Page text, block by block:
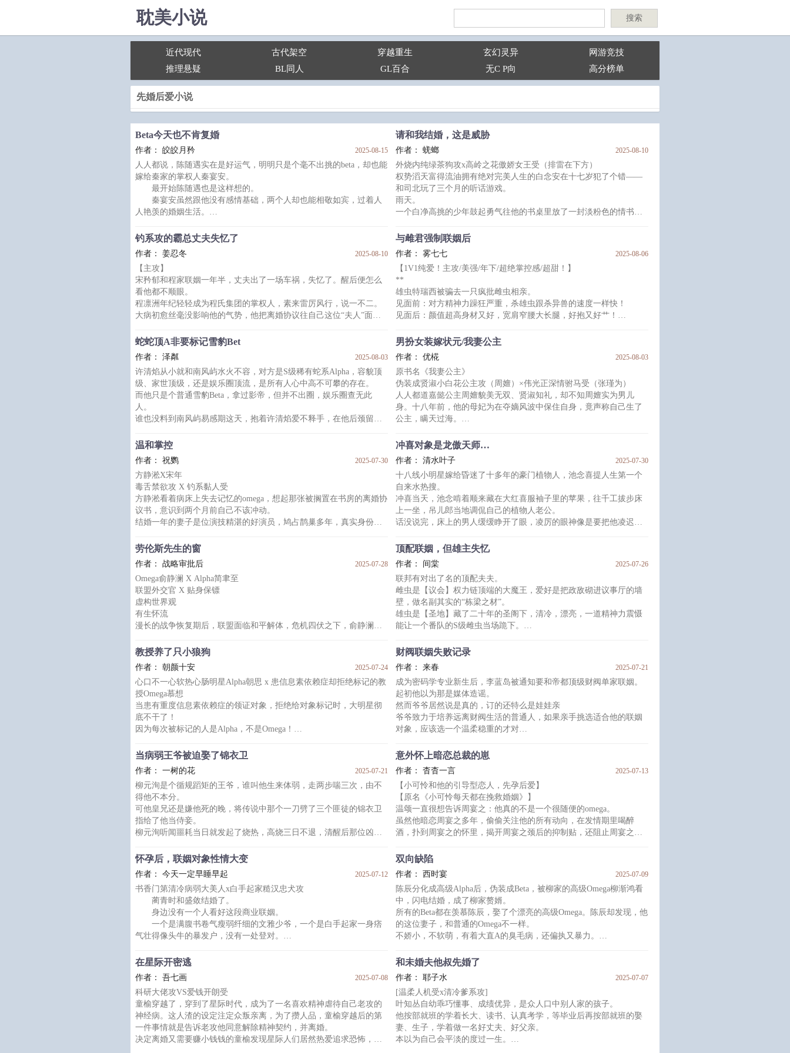
耽美小说 搜索
近代现代 古代架空 穿越重生 玄幻灵异
网游竞技
推理悬疑
BL同人 GL百合 无C P向 高分榜单
先婚后爱小说
Beta今天也不肯复婚
作者： 皎皎月矜 2025-08-15
人人都说，陈随遇实在是好运气，明明只是个毫不出挑的beta，却也能
嫁给秦家的掌权人秦宴安。
最开始陈随遇也是这样想的。
秦宴安虽然跟他没有感情基础，两个人却也能相敬如宾，过着人
人艳羡的婚姻生活。
物。
可是，慢慢的，陈随遇才发现这段婚姻并不美好。
家世悬殊带来的家庭地位的低微，秦家人冷言冷语让他被反复刺
伤，还有那个原本跟自己丈夫天作之合的omega。
那个omega的存在，让他如鲠在喉，却又毫无办法。
精神上
请和我结婚，这是威胁
作者： 蜣螂 2025-08-10
外烧内纯绿茶狗攻x高岭之花傲娇女王受（排雷在下方）
权势滔天富得流油拥有绝对完美人生的白念安在十七岁犯了个错——
和司北玩了三个月的听话游戏。
雨天。
一个白净高挑的少年鼓起勇气往他的书桌里放了一封淡粉色的情书。
白念安看了，撕了。
只记下了那句“我真的好喜欢你。”
深夜，他拨打了那通电话。
白念安问：“真的喜欢我？”
“喜欢，很喜欢，特别喜欢。”
雨声夹杂着少年清晰又冰冷的声音：“喜欢我的话就陪我玩一场游
戏。”
“我要你做什么，你就要做什么。”
钓系攻的霸总丈夫失忆了
作者： 姜忍冬 2025-08-10
【主攻】
宋矜郁和程家联姻一年半，丈夫出了一场车祸，失忆了。醒后便怎么
看他都不顺眼。
程凛洲年纪轻轻成为程氏集团的掌权人，素来雷厉风行，说一不二。
大病初愈丝毫没影响他的气势，他把离婚协议往自己这位“夫人”面前
——夫人大了他数岁，生了一张不符合他审美的苍白忧郁的脸，二人
间更没什么感情。
最重要的一点。
宋矜郁原本的联姻对象是程家的大少爷。他的兄长因故去世后，这门
婚事才落到了自己头上。
他程凛洲怎么可能做别人的替补。
宋矜郁注视着态度坚决的丈夫，顺从签了字。没提
与雌君强制联姻后
作者： 雾七七 2025-08-06
【1V1纯爱！主攻/美强/年下/超绝掌控感/超甜！】
**
雄虫特瑞西被骗去一只疯批雌虫相亲。
见面前：对方精神力躁狂严重，杀雄虫跟杀异兽的速度一样快！
见面后：颜值超高身材又好，宽肩窄腰大长腿，好抱又好艹！
成。”
特瑞西高高兴兴接受了包办婚姻，他剥开雌虫的衣服，就像拆开独属
于他的神秘礼物。
传说中的疯批少将被他吻得眸光湿润，却不慎露出层层叠叠的细密伤
痕。
原来虫星雄虫名声太差，为了适应，他自己先把苦头都尝试了一遍。
哇，不会是
蛇蛇顶A非要标记雪豹Bet
作者： 泽粼 2025-08-03
许清焰从小就和南风屿水火不容，对方是S级稀有蛇系Alpha，容貌顶
级、家世顶级，还是娱乐圈顶流，是所有人心中高不可攀的存在。
而他只是个普通雪豹Beta，拿过影帝，但并不出圈，娱乐圈查无此
人。
谁也没料到南风屿易感期这天，抱着许清焰爱不释手，在他后颈留下
南风屿从小和许清焰针锋相对，结果易感期清醒之时，他发现自己睡
了死对头Beta，都怪磨人的易感期恶性半兽化罕见病。
害他整夜用璀璨蛇尾缠紧许清焰，紧抱着许清焰含情脉脉叫：“宝
宝。”
把人亲了又咬，咬了又……
一次匹配度检测，明明
男扮女装嫁状元/我妻公主
作者： 优椛 2025-08-03
原书名《我妻公主》
伪装成贤淑小白花公主攻（周嬗）×伟光正深情驸马受（张瑾为）
人人都道嘉懿公主周嬗貌美无双、贤淑知礼，却不知周嬗实为男儿
身。十八年前，他的母妃为在夺嫡风波中保住自身，竟声称自己生了
公主，瞒天过海。
把他嫁给了新科状元张瑾为。
周嬗：看我如何迷倒书呆子，趁机逃离京城，远走高飞！
哪知张瑾为待他极好，周嬗几欲想逃，却在阴差阳错下被强留在对方
身边。亲也亲了，抱也抱了，再瞒下去也不太好，如果张瑾为见他是
个男的，放他离开京城，此
温和掌控
作者： 祝鹦 2025-07-30
方静淞X宋年
毒舌禁欲攻 X 钓系黏人受
方静淞看着病床上失去记忆的omega，想起那张被搁置在书房的离婚协
议书，意识到两个月前自己不该冲动。
结婚一年的妻子是位演技精湛的好演员，鸠占鹊巢多年，真实身份不
方静淞觉得自己被愚弄，却不得不承认，他的小妻子很会演。
两个月前，方静淞将匿名举报信甩到宋年惯装无辜的脸上，蹲下身，
替失措的omega擦掉眼泪。
“当时基因库为我筛选伴侣，三个人里，只有你的匹配率最低。”
聪明的omega很快就明白原因，他怔愣地看着alpha
冲喜对象是龙傲天师…
作者： 清水叶子 2025-07-30
十八线小明星嫁给昏迷了十多年的豪门植物人，池念喜提人生第一个
自来水热搜。
冲喜当天，池念啃着顺来藏在大红喜服袖子里的苹果，往千工拔步床
上一坐，吊儿郎当地调侃自己的植物人老公。
话没说完，床上的男人缓缓睁开了眼，凌厉的眼神像是要把他凌迟。
池念颤颤巍巍伸出手——
把他植物人老公的眼皮子给按了回去。
爹的，见到鬼了！
——
薛尽贺是个鬼见了都害怕、自成一派正得发邪的野道士。
因窥破天机遭天道抹杀，却穿越到了一具三魂七魄早已消散的空壳子
里。
空壳子有个男妻，肩不能扛手不能提，
劳伦斯先生的窗
作者： 战略审批后 2025-07-28
Omega俞静澜 X Alpha简聿至
联盟外交官 X 贴身保镖
虚构世界观
有生怀流
漫长的战争恢复期后，联盟面临和平解体，危机四伏之下，俞静澜为
婚姻和忠诚是简聿至工作的一部分，他是沉寂的石像，是静谧的月
光，是举起又放下的长剑。
可他还是忍不住问俞静澜：爱情呢？
俞静澜却只看着窗外说：那株蝴蝶兰好多年没开过了。
标签：ABO-年下-先婚后爱-强强-现代-身份差
顶配联姻，但雄主失忆
作者： 间棠 2025-07-26
联邦有对出了名的顶配夫夫。
雌虫是【议会】权力链顶端的大魔王，爱好是把政敌砌进议事厅的墙
壁，做名副其实的“栋梁之材”。
雄虫是【圣地】藏了二十年的圣阁下，清冷，漂亮，一道精神力震慑
能让一个番队的S级雌虫当场跪下。
推开家门一致对外，并肩作战；关上家门你死我活，各凭本事。
来自顶配夫夫的混合双打太过凶残，全联邦瑟瑟发抖，只好暗自祈祷
他们赶紧对内互撕到翻脸离婚——
直到一场意外，真叫雄虫失了忆。
病房里，年轻的圣阁下靠在床头，冷淡静默，漂亮得不可方物，唯独
那双微微颤动的
教授养了只小狼狗
作者： 朝颜十安 2025-07-24
心口不一心软热心肠明星Alpha朝思 x 患信息素依赖症却拒绝标记的教
授Omega慕想
当患有重度信息素依赖症的领证对象，拒绝给对象标记时，大明星彻
底不干了！
因为每次被标记的人是Alpha，不是Omega！
热心肠乖乖给领证对象咬，让其缓解信息素依赖。
时间久了，一本正经的大学教授似乎也不是这么正经，看着没心没肺
的大明星似乎也不是那么没心没肺。
要不，凑合过个日子试试？
……
内容标签： 强强 婚恋 ABO 先婚后爱
主角
财阀联姻失败记录
作者： 来春 2025-07-21
成为密码学专业新生后，李蓝岛被通知要和帝都顶级财阀单家联姻。
起初他以为那是媒体造谣。
然而爷爷居然说是真的，订的还特么是娃娃亲
爷爷致力于培养远离财阀生活的普通人，如果亲手挑选适合他的联姻
对象，应该选一个温柔稳重的才对
单枭。
平静的大学生活走向危险的不归路。
抵达帝都的第一天夜晚，李蓝岛看见单枭被老爹的左右手接回来，白
衬衣上铺满了喷射状的血迹。
路灯下那张侧脸面无表情，走路散漫，却突然移动视线，直直看向楼
上的李蓝岛。
对视后，李蓝岛光速爬回床上。
..
当病弱王爷被迫娶了锦衣卫
作者： 一树的花 2025-07-21
柳元洵是个循规蹈矩的王爷，谁叫他生来体弱，走两步喘三次，由不
得他不本分。
可他皇兄还是嫌他死的晚，将传说中那个一刀劈了三个匪徒的锦衣卫
指给了他当侍妾。
柳元洵听闻噩耗当日就发起了烧热，高烧三日不退，清醒后那位凶名
柳元洵颤颤巍巍地抬起手臂指着快与他齐高的哥儿，“你……你别过来
啊……”
被下了药的哥儿隐忍到双眼通红，瑰丽面容像极了地狱的艳鬼，可一
双灿若星辰的眸子里全是厌恶和鄙夷。
柳元洵松了口气，鄙夷好啊，他这身子骨，怕是世子还没造出来他本
人已经凉透了。
顾莲
意外怀上暗恋总裁的崽
作者： 杳杳一言 2025-07-13
【小可怜和他的引导型恋人，先孕后爱】
【原名《小可怜每天都在挽救婚姻》】
温颂一直很想告诉周宴之：他真的不是一个很随便的omega。
虽然他暗恋周宴之多年，偷偷关注他的所有动向，在发情期里喝醉
酒，扑到周宴之的怀里，揭开周宴之颈后的抑制贴，还阻止周宴之去
但他真的是个好人。
他以为周宴之一定很讨厌他，正准备离开这座城市的时候，周宴之找
到他，问他：“那晚我也有责任，你愿不愿意和我结婚？”
.
周宴之一直觉得他资助的小孩很有意思。
漂亮、可爱、学习很认真，有点拧巴的小脾气，唯
怀孕后，联姻对象性情大变
作者： 今天一定早睡早起 2025-07-12
书香门第清冷病弱大美人x白手起家糙汉忠犬攻
蔺青时和盛敛结婚了。
身边没有一个人看好这段商业联姻。
一个是满腹书卷气瘦弱纤细的文雅少爷，一个是白手起家一身痞
气壮得像头牛的暴发户，没有一处登对。
果不其然，上到作息时间下到饭菜口味都不一样的二人婚后矛盾
频发。
夜里还要被暴发户来来回回折腾得精疲力尽！
蔺青时本想忍过约定的三年就可以重获自由。
直到他身体不适，去医院做了个检查。
医生：恭喜你，你怀孕了！
蔺青时：？？？
蔺青
双向缺陷
作者： 西时宴 2025-07-09
陈辰分化成高级Alpha后，伪装成Beta，被柳家的高级Omega柳渐鸿看
中，闪电结婚，成了柳家赘婿。
所有的Beta都在羡慕陈辰，娶了个漂亮的高级Omega。陈辰却发现，他
的这位妻子，和普通的Omega不一样。
不娇小，不软萌，有着大直A的臭毛病，还偏执又暴力。
陈辰却不愿意。
“Alpha和Alpha怎么了？你毛病多，我也不少，我们生来不完美，都有
缺陷。
但这是你缺个我，我缺个你，我们结合了，就完美了。”
（a装b攻，a装o受
在星际开密逃
作者： 吾七画 2025-07-08
科研大佬攻VS爱钱开朗受
童榆穿越了，穿到了星际时代，成为了一名喜欢精神虐待自己老攻的
神经病。这人渣的设定注定众叛亲离，为了攒人品，童榆穿越后的第
一件事情就是告诉老攻他同意解除精神契约，并离婚。
决定离婚又需要赚小钱钱的童榆发现星际人们居然热爱追求恐怖，且
和未婚夫他叔先婚了
作者： 耶子水 2025-07-07
[温柔人机受x清冷爹系攻]
叶知丛自幼乖巧懂事、成绩优异，是众人口中别人家的孩子。
他按部就班的学着长大、读书、认真考学，等毕业后再按部就班的娶
妻、生子，学着做一名好丈夫、好父亲。
本以为自己会平淡的度过一生。